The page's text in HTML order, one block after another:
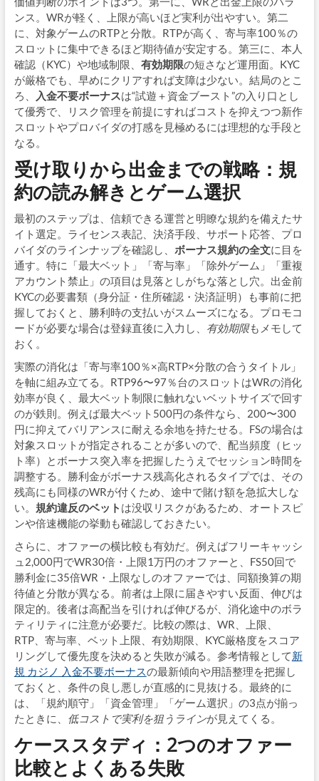
ンス。WRが軽く、上限が高いほど実利が出やすい。第二
に、対象ゲームのRTPと分散。RTPが高く、寄与率100％の
スロットに集中できるほど期待値が安定する。第三に、本人
確認（KYC）や地域制限、 有効期限の短さなど運用面。KYC
が厳格でも、早めにクリアすれば支障は少ない。結局のとこ
ろ、
入金不要ボーナスは“試遊＋資金ブースト”の入り口とし
て優秀で、リスク管理を前提にすればコストを抑えつつ新作
スロットやプロバイダの打感を見極めるには理想的な手段と
なる。
受け取りから出金までの戦略：規
約の読み解きとゲーム選択
最初のステップは、信頼できる運営と明瞭な規約を備えたサ
イト選定。ライセンス表記、決済手段、サポート応答、プロ
バイダのラインナップを確認し、 ボーナス規約の全文に目を
通す。特に「最大ベット」「寄与率」「除外ゲーム」「重複
アカウント禁止」の項目は見落としがちな落とし穴。出金前
KYCの必要書類（身分証・住所確認・決済証明）も事前に把
握しておくと、勝利時の支払いがスムーズになる。プロモコ
ードが必要な場合は登録直後に入力し、 有効期限もメモして
おく。
実際の消化は「寄与率100％×高RTP×分散の合うタイトル」
を軸に組み立てる。RTP96〜97％台のスロットはWRの消化
効率が良く、最大ベット制限に触れないベットサイズで回す
のが鉄則。例えば最大ベット500円の条件なら、200〜300
円に抑えてバリアンスに耐える余地を持たせる。FSの場合は
対象スロットが指定されることが多いので、配当頻度（ヒッ
ト率）とボーナス突入率を把握したうえでセッション時間を
調整する。勝利金がボーナス残高化されるタイプでは、その
残高にも同様のWRが付くため、途中で賭け額を急拡大しな
い。 規約違反のベット は没収リスクがあるため、オートスピ
ンや倍速機能の挙動も確認しておきたい。
さらに、オファーの横比較も有効だ。例えばフリーキャッシ
ュ2,000円でWR30倍・上限1万円のオファーと、FS50回で
勝利金に35倍WR・上限なしのオファーでは、同額換算の期
待値と分散が異なる。前者は上限に届きやすい反面、伸びは
限定的。後者は高配当を引ければ伸びるが、消化途中のボラ
ティリティに注意が必要だ。比較の際は、WR、上限、
RTP、寄与率、ベット上限、有効期限、KYC厳格度をスコア
リングして優先度を決めると失敗が減る。参考情報として新
規 カジノ 入金不要ボーナスの最新傾向や用語整理を把握し
ておくと、条件の良し悪しが直感的に見抜ける。最終的に
は、「規約順守」「資金管理」「ゲーム選択」の3点が揃っ
たときに、 低コストで実利を狙うラインが見えてくる。
ケーススタディ：2つのオファー
比較とよくある失敗